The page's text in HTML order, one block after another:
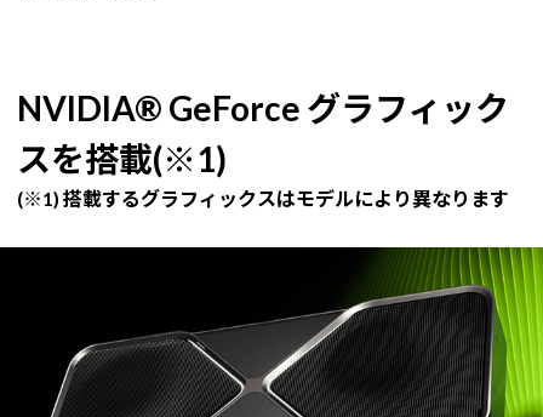
NVIDIA® GeForce グラフィック
スを搭載(※1)
(※1) 搭載するグラフィックスはモデルにより異なります